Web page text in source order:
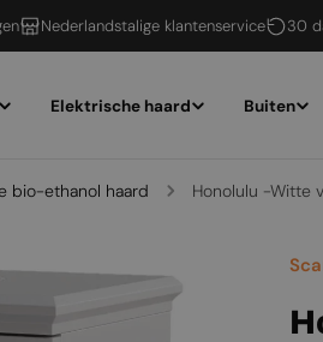
Nederlandstalige klantenservice 30
Elektrische haard Buiten
bio-ethanol haard Honolulu -Witte